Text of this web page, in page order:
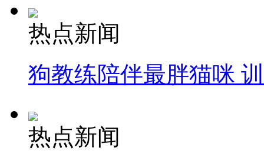
消防员救轻生者 花炮节热闹非凡
纽约上演“枕头大战”
司机酒驾遇交警 急速倒车逃窜
热点新闻
狗教练陪伴最胖猫咪
热点新闻